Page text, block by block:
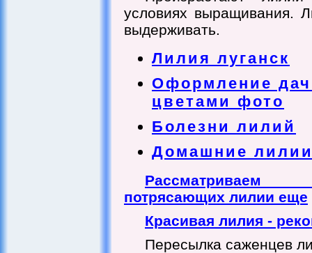
условиях выращивания.
выдерживать.
Лилия луганск
Оформление
цветами фото
Болезни лилий
Домашние
потрясающих лилии еще
Красивая лилия -
Пересылка саженцев